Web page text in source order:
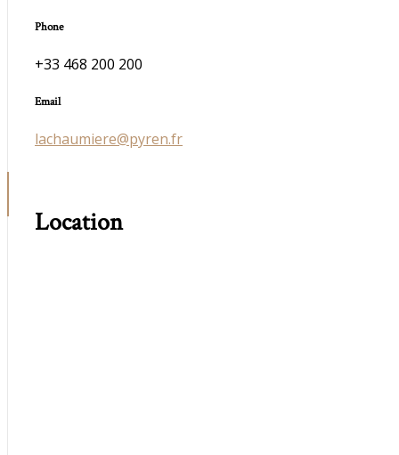
Phone
+33 468 200 200
Email
lachaumiere@pyren.fr
Location